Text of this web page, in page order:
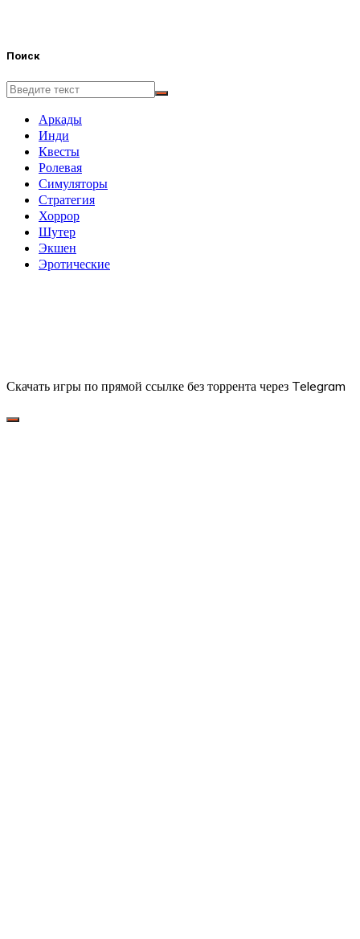
Поиск
Аркады
Инди
Квесты
Ролевая
Симуляторы
Стратегия
Хоррор
Шутер
Экшен
Эротические
Скачать игры по прямой ссылке без торрента через Telegram